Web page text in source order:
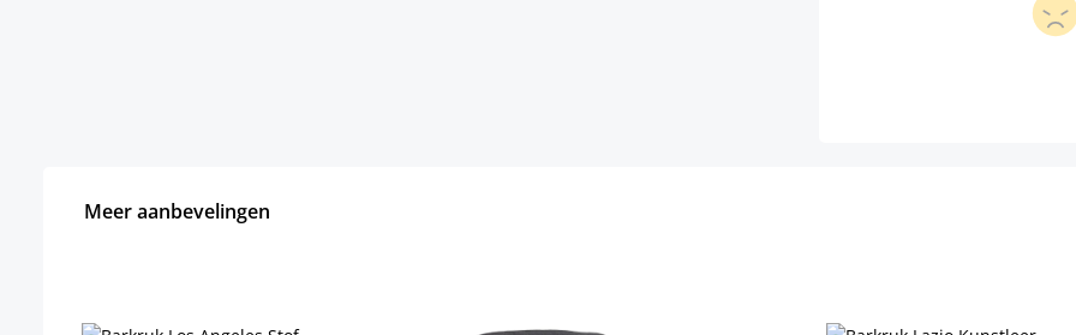
Meer aanbevelingen